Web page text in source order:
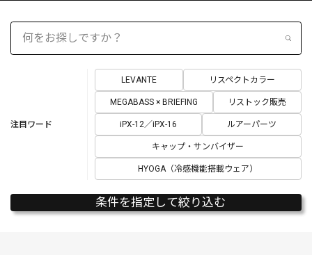
注目ワード
LEVANTE リスペクトカラー
MEGABASS × BRIEFING リストック販売
iPX-12／iPX-16 ルアーパーツ
キャップ・サンバイザー
HYOGA（冷感機能搭載ウェア）
条件を指定して絞り込む